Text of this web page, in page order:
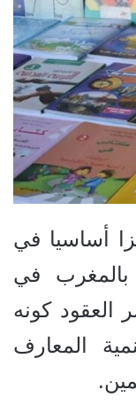
أساسيا في
في
العقود كونه
المعارف